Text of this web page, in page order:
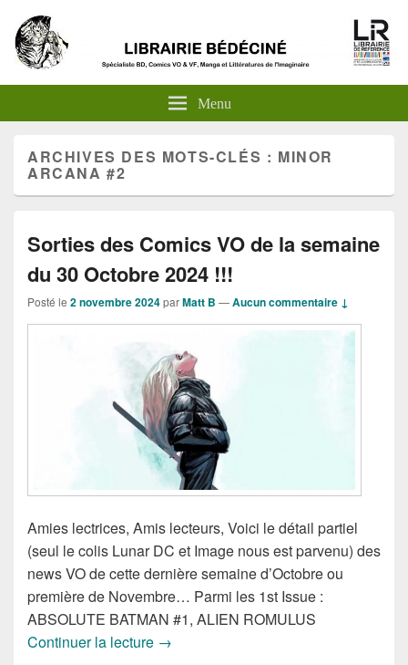
Menu
ARCHIVES DES MOTS-CLÉS : MINOR
ARCANA #2
Sorties des Comics VO de la semaine
du 30 Octobre 2024 !!!
Posté le 2 novembre 2024parMatt B —Aucun commentaire ↓
Amies lectrices, Amis lecteurs, Voici le détail partiel
(seul le colis Lunar DC et Image nous est parvenu) des
news VO de cette dernière semaine d’Octobre ou
première de Novembre… Parmi les 1st Issue :
ABSOLUTE BATMAN #1, ALIEN ROMULUS
Continuer la lecture Sorties des Comics VO de la semaine
→